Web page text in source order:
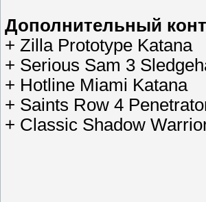
Дополнительный
+ Zilla Prototype Katana
+ Serious Sam 3
+ Hotline Miami Katana
+ Saints Row 4
+ Classic Shadow